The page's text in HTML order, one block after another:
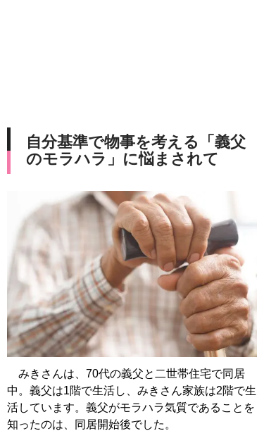
自分基準で物事を考える「義父
のモラハラ」に悩まされて
みきさんは、70代の義父と二世帯住宅で同居
中。義父は1階で生活し、みきさん家族は2階で生
活しています。義父がモラハラ気質であることを
知ったのは、同居開始後でした。